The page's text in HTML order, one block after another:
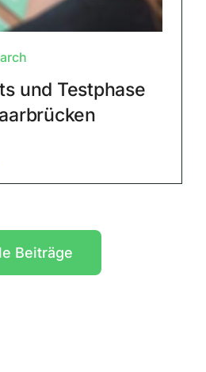
und Testphase
Beiträge